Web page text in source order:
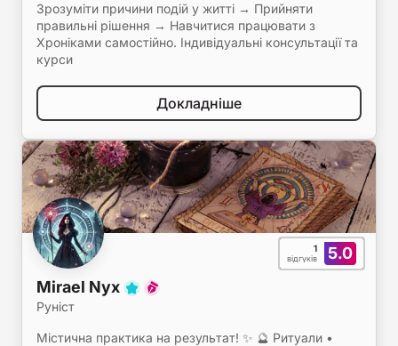
Зрозуміти причини подій у житті → Прийняти
правильні рішення → Навчитися працювати з
Хроніками самостійно. Індивідуальні консультації та
курси
Докладніше
5.0
1
відгуків
Mirael Nyx
Руніст
Містична практика на результат! ✨ 🔮 Ритуали •